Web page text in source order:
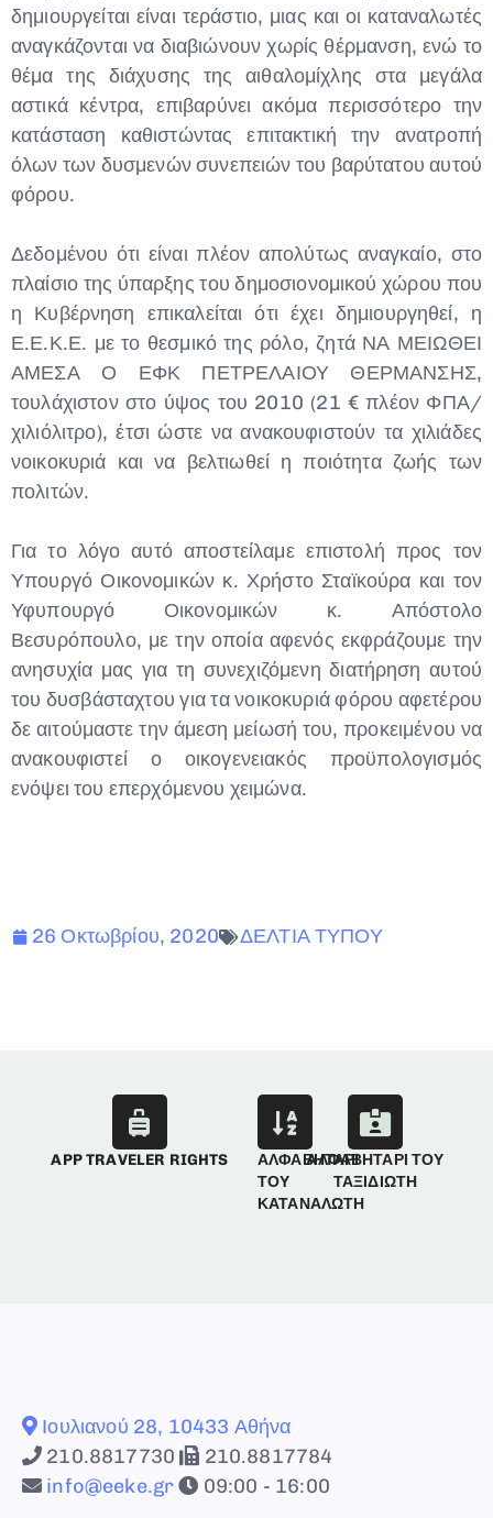
δημιουργείται είναι τεράστιο, μιας και οι καταναλωτές
αναγκάζονται να διαβιώνουν χωρίς θέρμανση, ενώ το
θέμα της διάχυσης της αιθαλομίχλης στα μεγάλα
αστικά κέντρα, επιβαρύνει ακόμα περισσότερο την
κατάσταση καθιστώντας επιτακτική την ανατροπή
όλων των δυσμενών συνεπειών του βαρύτατου αυτού
φόρου.
Δεδομένου ότι είναι πλέον απολύτως αναγκαίο, στο
πλαίσιο της ύπαρξης του δημοσιονομικού χώρου που
η Κυβέρνηση επικαλείται ότι έχει δημιουργηθεί, η
Ε.Ε.Κ.Ε. με το θεσμικό της ρόλο, ζητά ΝΑ ΜΕΙΩΘΕΙ
ΑΜΕΣΑ Ο ΕΦΚ ΠΕΤΡΕΛΑΙΟΥ ΘΕΡΜΑΝΣΗΣ,
τουλάχιστον στο ύψος του 2010 (21 € πλέον ΦΠΑ/
χιλιόλιτρο), έτσι ώστε να ανακουφιστούν τα χιλιάδες
νοικοκυριά και να βελτιωθεί η ποιότητα ζωής των
πολιτών.
Για το λόγο αυτό αποστείλαμε επιστολή προς τον
Υπουργό Οικονομικών κ. Χρήστο Σταϊκούρα και τον
Υφυπουργό Οικονομικών κ. Απόστολο
Βεσυρόπουλο, με την οποία αφενός εκφράζουμε την
ανησυχία μας για τη συνεχιζόμενη διατήρηση αυτού
του δυσβάσταχτου για τα νοικοκυριά φόρου αφετέρου
δε αιτούμαστε την άμεση μείωσή του, προκειμένου να
ανακουφιστεί ο οικογενειακός προϋπολογισμός
ενόψει του επερχόμενου χειμώνα.
26 Οκτωβρίου, 2020 ΔΕΛΤΙΑ ΤΥΠΟΥ
APP TRAVELER RIGHTS
ΑΛΦΑΒΗΤΑΡΙ
ΤΟΥ
ΚΑΤΑΝΑΛΩΤΗ
ΑΛΦΑΒΗΤΑΡΙ ΤΟΥ
ΤΑΞΙΔΙΩΤΗ
Ιουλιανού 28, 10433 Αθήνα
210.8817730
210.8817784
info@eeke.gr
09:00 - 16:00